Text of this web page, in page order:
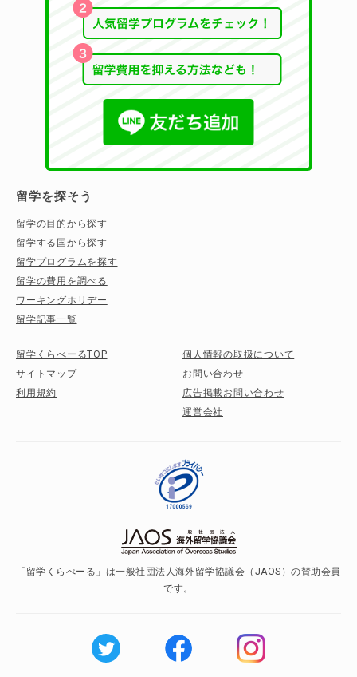
留学を探そう
留学の目的から探す
留学する国から探す
留学プログラムを探す
留学の費用を調べる
ワーキングホリデー
留学記事一覧
留学くらべーるTOP
サイトマップ
利用規約
個人情報の取扱について
お問い合わせ
広告掲載お問い合わせ
運営会社
「留学くらべーる」は一般社団法人海外留学協議会（JAOS）の賛助会員
です。